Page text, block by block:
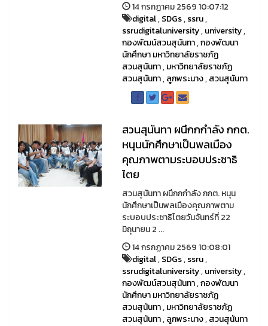
14 กรกฏาคม 2569 10:07:12
digital,SDGs,ssru,
ssrudigitaluniversity,university,
กองพัฒน์สวนสุนันทา,กองพัฒนา
นักศึกษา มหาวิทยาลัยราชภัฏ
สวนสุนันทา,มหาวิทยาลัยราชภัฏ
สวนสุนันทา,ลูกพระนาง,สวนสุนันทา
สวนสุนันทา ผนึกกกำลัง กกต.
หนุนนักศึกษาเป็นพลเมือง
คุณภาพตามระบอบประชาธิ
ไตย
สวนสุนันทา ผนึกกกำลัง กกต. หนุน
นักศึกษาเป็นพลเมืองคุณภาพตาม
ระบอบประชาธิไตยวันจันทร์ที่ 22
มิถุนายน 2 ...
14 กรกฏาคม 2569 10:08:01
digital,SDGs,ssru,
ssrudigitaluniversity,university,
กองพัฒน์สวนสุนันทา,กองพัฒนา
นักศึกษา มหาวิทยาลัยราชภัฏ
สวนสุนันทา,มหาวิทยาลัยราชภัฏ
สวนสุนันทา,ลูกพระนาง,สวนสุนันทา